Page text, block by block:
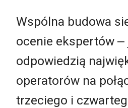
Wspólna budowa
ocenie ekspertów ‒
odpowiedzią
operatorów na
trzeciego i